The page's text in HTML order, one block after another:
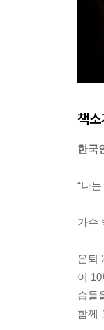
책소
한국
“나
가수
은퇴
이
습들
함께